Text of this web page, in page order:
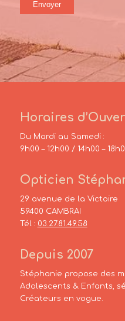
Horaires
Du Mardi au Samedi :
9h00 – 12h00 / 14h00 –
Opticien
29 avenue de la Victoire
59400 CAMBRAI
Tél : 03.27.81.49.58
Depuis 2007
Stéphanie propose des
Adolescents & Enfants,
Créateurs en vogue.